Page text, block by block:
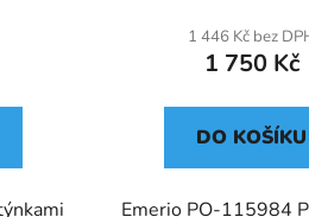
1 446 Kč bez
1 750 Kč
DO KOŠÍKU
Emerio PO‑115984